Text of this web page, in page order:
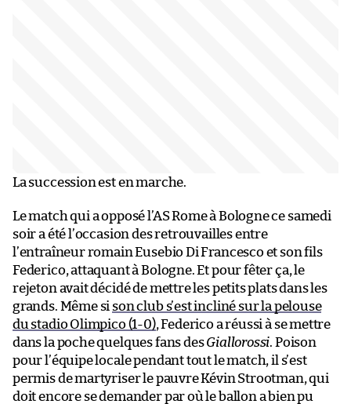
La succession est en marche.
Le match qui a opposé l’AS Rome à Bologne ce samedi
soir a été l’occasion des retrouvailles entre
l’entraîneur romain Eusebio Di Francesco et son fils
Federico, attaquant à Bologne. Et pour fêter ça, le
rejeton avait décidé de mettre les petits plats dans les
grands. Même si son club s’est incliné sur la pelouse
du stadio Olimpico (1-0), Federico a réussi à se mettre
dans la poche quelques fans desGiallorossi. Poison
pour l’équipe locale pendant tout le match, il s’est
permis de martyriser le pauvre Kévin Strootman, qui
doit encore se demander par où le ballon a bien pu